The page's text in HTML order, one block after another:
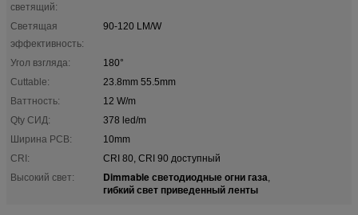
светящий:
Светящая
эффективность:
90-120 LM/W
Угол взгляда:
180°
Cuttable:
23.8mm 55.5mm
Ваттность:
12 W/m
Qty СИД:
378 led/m
Ширина PCB:
10mm
CRI:
CRI 80, CRI 90 доступный
Высокий свет:
Dimmable светодиодные огни газа,
гибкий свет приведенный ленты